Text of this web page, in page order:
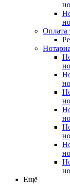
Оплата
Ещё